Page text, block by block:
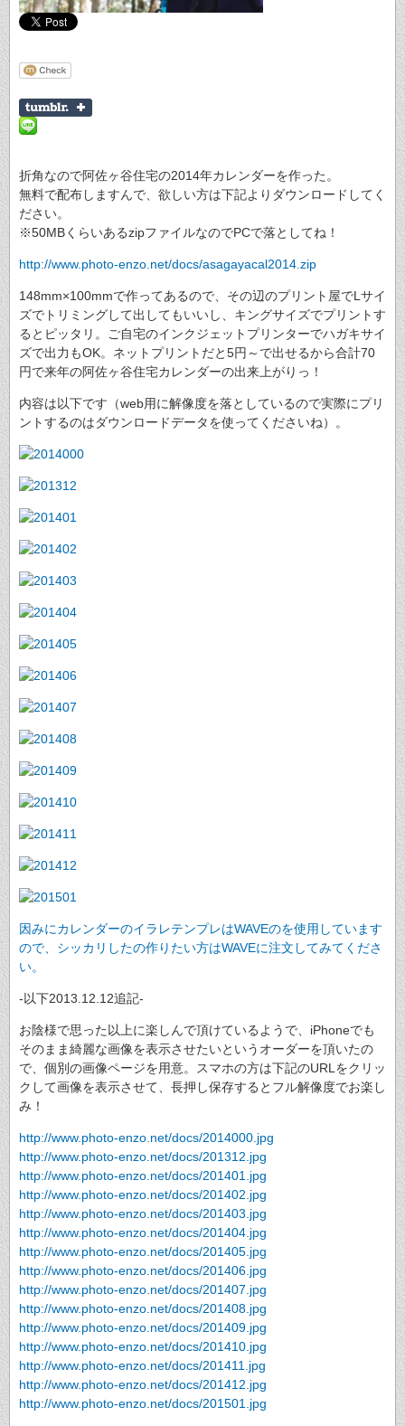
折角なので阿佐ヶ谷住宅の2014年カレンダーを作った。
無料で配布しますんで、欲しい方は下記よりダウンロードしてく
ださい。
※50MBくらいあるzipファイルなのでPCで落としてね！
http://www.photo-enzo.net/docs/asagayacal2014.zip
148mm×100mmで作ってあるので、その辺のプリント屋でLサイ
ズでトリミングして出してもいいし、キングサイズでプリントす
るとピッタリ。ご自宅のインクジェットプリンターでハガキサイ
ズで出力もOK。ネットプリントだと5円～で出せるから合計70
円で来年の阿佐ヶ谷住宅カレンダーの出来上がりっ！
内容は以下です（web用に解像度を落としているので実際にプリ
ントするのはダウンロードデータを使ってくださいね）。
因みにカレンダーのイラレテンプレはWAVEのを使用しています
ので、シッカリしたの作りたい方はWAVEに注文してみてくださ
い。
-以下2013.12.12追記-
お陰様で思った以上に楽しんで頂けているようで、iPhoneでも
そのまま綺麗な画像を表示させたいというオーダーを頂いたの
で、個別の画像ページを用意。スマホの方は下記のURLをクリッ
クして画像を表示させて、長押し保存するとフル解像度でお楽し
み！
http://www.photo-enzo.net/docs/2014000.jpg
http://www.photo-enzo.net/docs/201312.jpg
http://www.photo-enzo.net/docs/201401.jpg
http://www.photo-enzo.net/docs/201402.jpg
http://www.photo-enzo.net/docs/201403.jpg
http://www.photo-enzo.net/docs/201404.jpg
http://www.photo-enzo.net/docs/201405.jpg
http://www.photo-enzo.net/docs/201406.jpg
http://www.photo-enzo.net/docs/201407.jpg
http://www.photo-enzo.net/docs/201408.jpg
http://www.photo-enzo.net/docs/201409.jpg
http://www.photo-enzo.net/docs/201410.jpg
http://www.photo-enzo.net/docs/201411.jpg
http://www.photo-enzo.net/docs/201412.jpg
http://www.photo-enzo.net/docs/201501.jpg